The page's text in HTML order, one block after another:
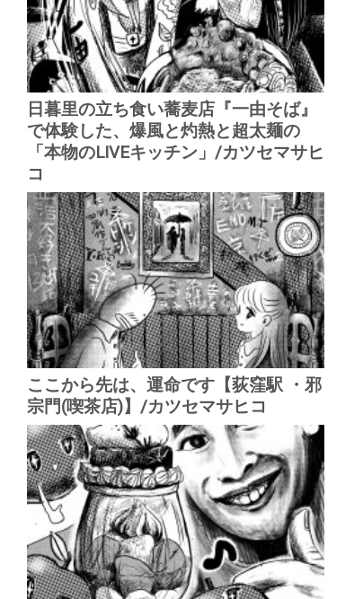
日暮里の立ち食い蕎麦店『一由そば』
で体験した、爆風と灼熱と超太麺の
「本物のLIVEキッチン」/カツセマサヒ
コ
ここから先は、運命です【荻窪駅 ・邪
宗門(喫茶店)】/カツセマサヒコ